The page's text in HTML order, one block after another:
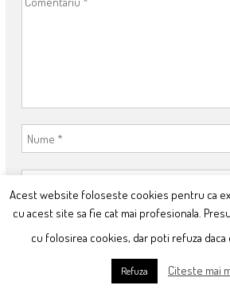
Acest website foloseste cookies pentru ca
cu acest site sa fie cat mai profesionala.
cu folosirea cookies, dar poti refuza
Refuza Citeste mai